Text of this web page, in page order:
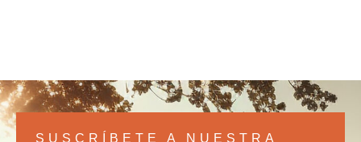
SUSCRÍBETE A NUESTRA